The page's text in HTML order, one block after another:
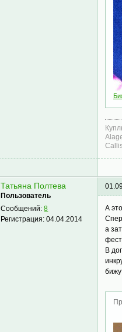
Татьяна Полтева
Пользователь
Сообщений:8
Регистрация:04.04.2014
А
а
В